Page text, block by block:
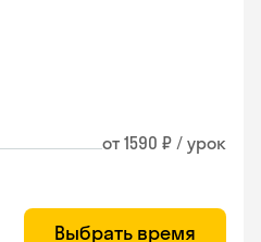
от 1590 ₽ / урок
Выбрать время